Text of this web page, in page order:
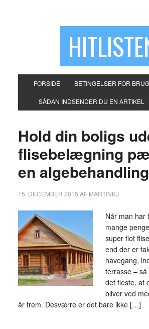
FORSIDE BETINGELSER FOR
SÅDAN INDSENDER DU EN ARTIKEL
Hold din boligs
flisebelægning
en algebehandling
15. DECEMBER 2015 AF MARTINKJ
Når man har
mange
super flot
end der er
havegang,
terrasse –
det fleste, at
bliver ved
år frem. Desværre er det bare ikke […]